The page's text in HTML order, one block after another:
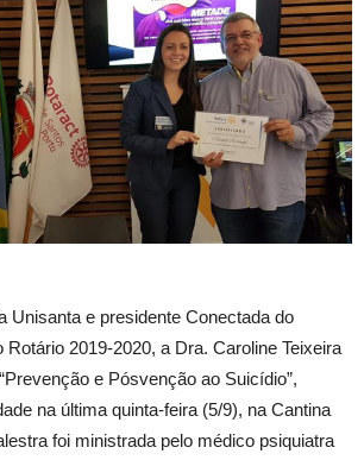
Unisanta e presidente Conectada do
Rotário 2019-2020, a Dra. Caroline Teixeira
e Pósvenção ao Suicídio”,
na última quinta-feira (5/9), na Cantina
foi ministrada pelo médico psiquiatra